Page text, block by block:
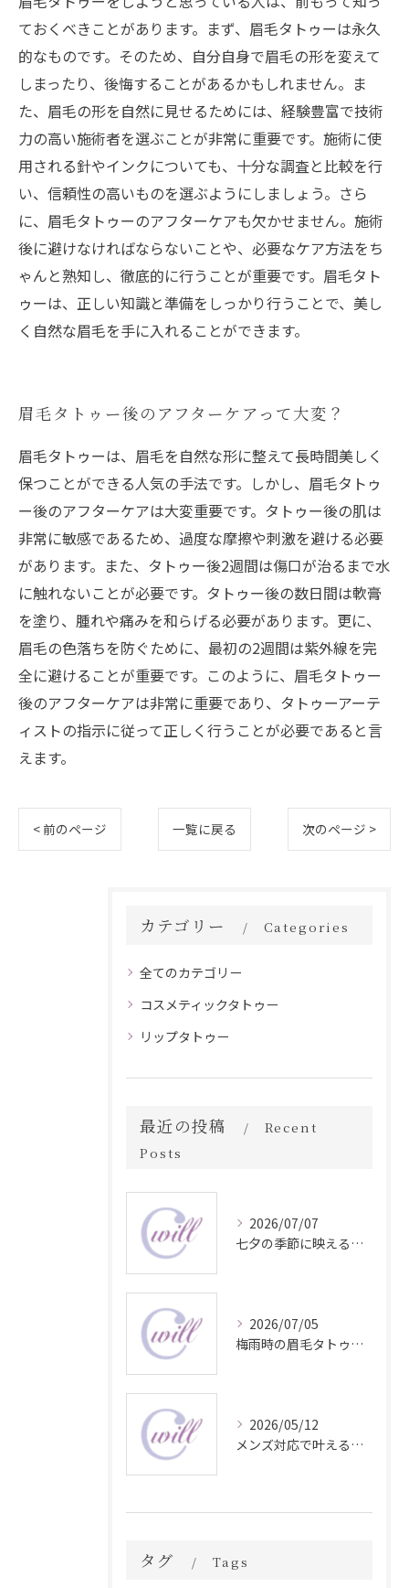
ておくべきことがあります。まず、眉毛タトゥーは永久
的なものです。そのため、自分自身で眉毛の形を変えて
しまったり、後悔することがあるかもしれません。ま
た、眉毛の形を自然に見せるためには、経験豊富で技術
力の高い施術者を選ぶことが非常に重要です。施術に使
用される針やインクについても、十分な調査と比較を行
い、信頼性の高いものを選ぶようにしましょう。さら
に、眉毛タトゥーのアフターケアも欠かせません。施術
後に避けなければならないことや、必要なケア方法をち
ゃんと熟知し、徹底的に行うことが重要です。眉毛タト
ゥーは、正しい知識と準備をしっかり行うことで、美し
く自然な眉毛を手に入れることができます。
眉毛タトゥー後のアフターケアって大変？
眉毛タトゥーは、眉毛を自然な形に整えて長時間美しく
保つことができる人気の手法です。しかし、眉毛タトゥ
ー後のアフターケアは大変重要です。タトゥー後の肌は
非常に敏感であるため、過度な摩擦や刺激を避ける必要
があります。また、タトゥー後2週間は傷口が治るまで水
に触れないことが必要です。タトゥー後の数日間は軟膏
を塗り、腫れや痛みを和らげる必要があります。更に、
眉毛の色落ちを防ぐために、最初の2週間は紫外線を完
全に避けることが重要です。このように、眉毛タトゥー
後のアフターケアは非常に重要であり、タトゥーアーテ
ィストの指示に従って正しく行うことが必要であると言
えます。
< 前のページ 一覧に戻る 次のページ >
カテゴリー Categories
全てのカテゴリー
コスメティックタトゥー
リップタトゥー
最近の投稿
Recent
Posts
2026/07/07
七夕の季節に映える眉毛タトゥー技術
2026/07/05
梅雨時の眉毛タトゥー美容法
2026/05/12
メンズ対応で叶える自然な眉毛タトゥーの魅力
タグ Tags